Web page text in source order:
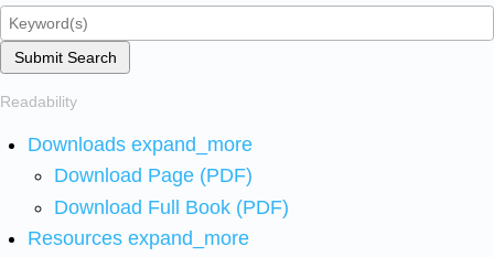
Submit Search
Readability
Downloads expand_more
Download Page (PDF)
Download Full Book (PDF)
Resources expand_more